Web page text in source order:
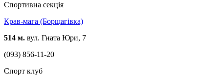
Спортивна секція
Крав-мага (Борщагівка)
514 м. вул. Гната Юри, 7
(093) 856-11-20
Спорт клуб